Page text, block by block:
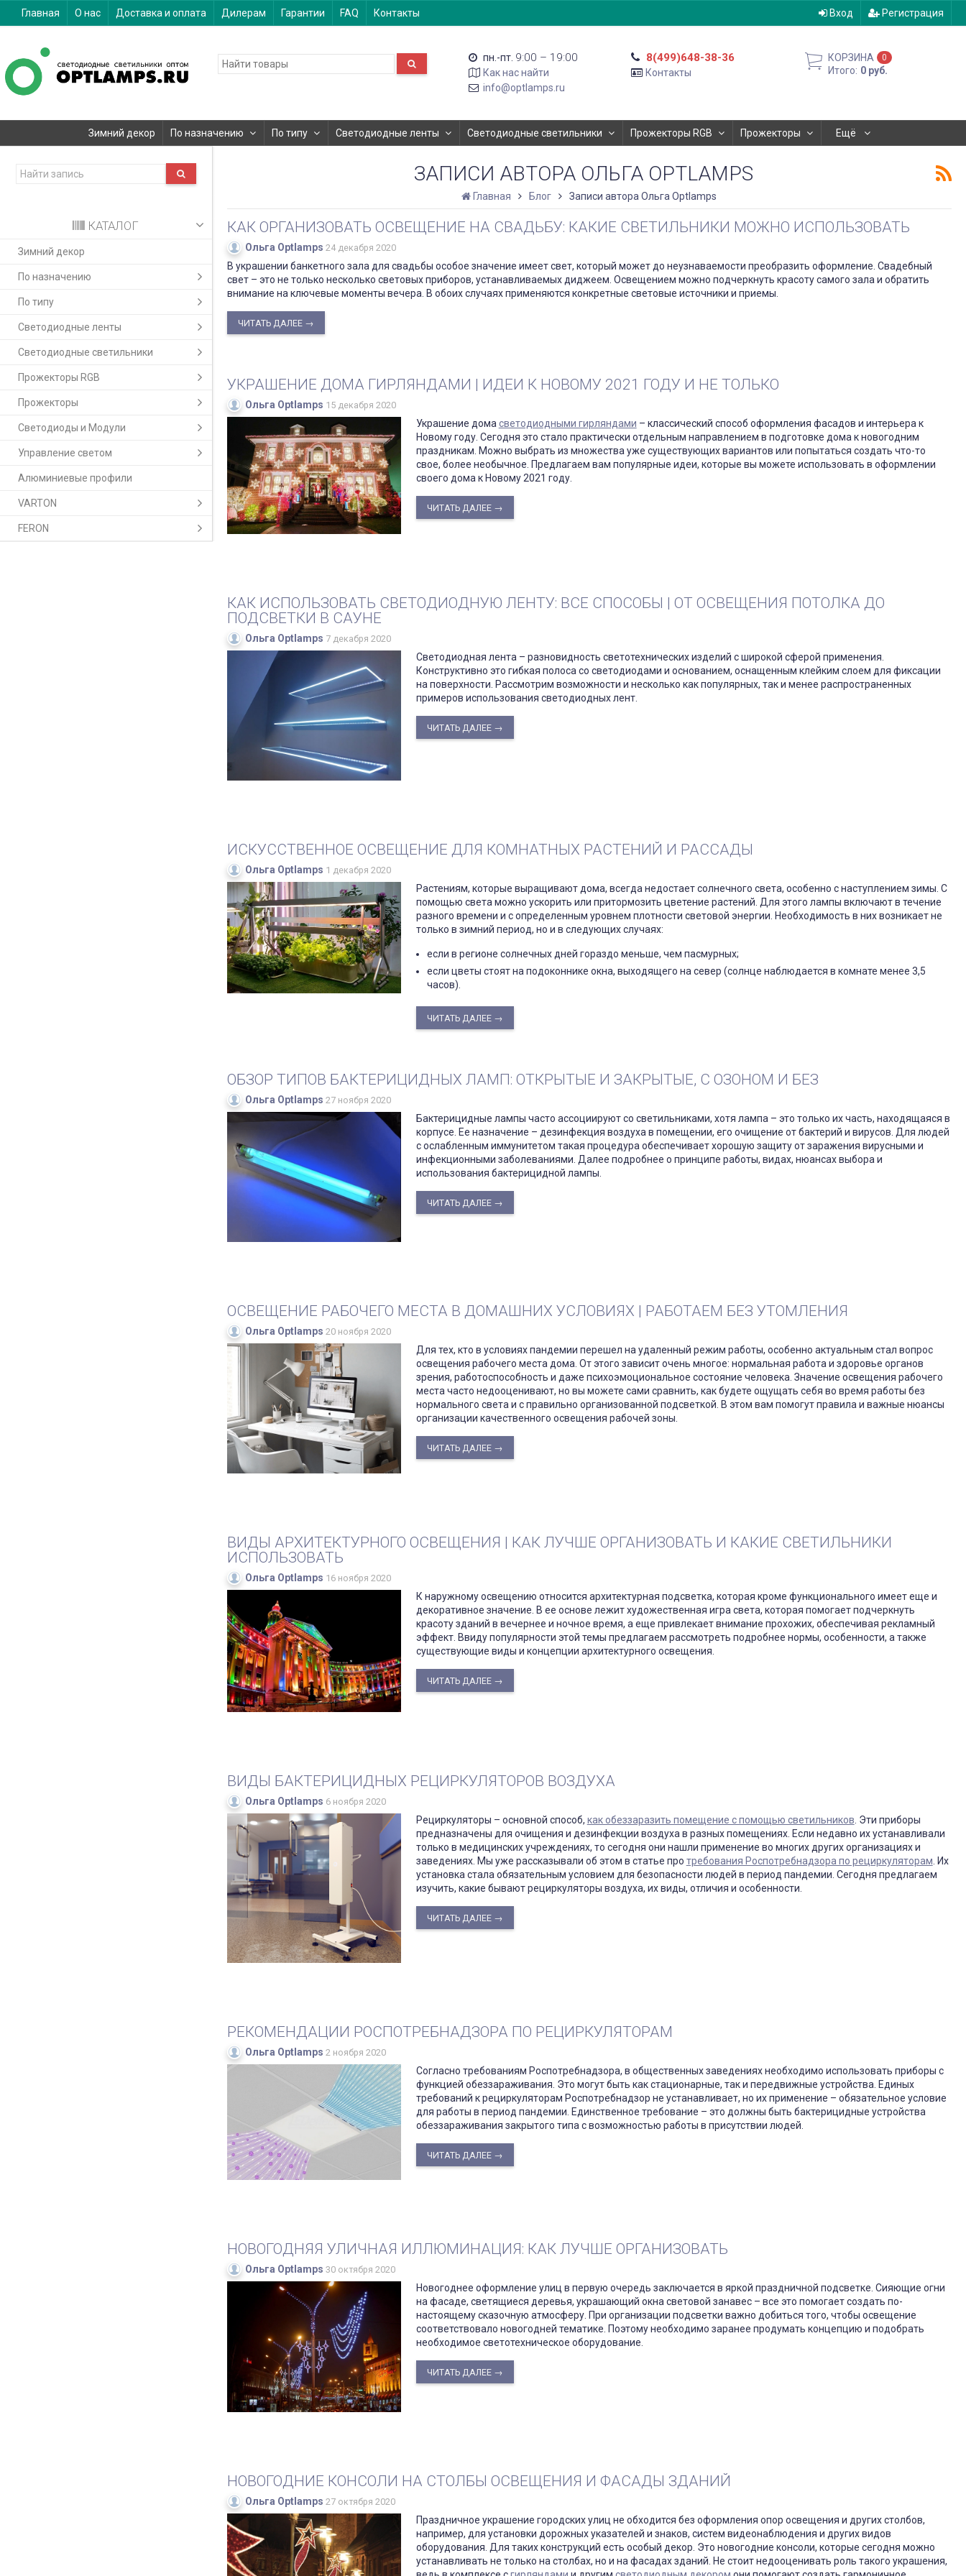
Главная О нас Доставка и оплата Дилерам Гарантии FAQ Контакты Вход Регистрация
пн.-пт. 9:00 – 19:00
Как нас найти
info@optlamps.ru
8(499)648-38-36
Контакты
КОРЗИНА 0
Итого: 0 руб.
Зимний декор По назначению По типу Светодиодные ленты Светодиодные светильники Прожекторы RGB Прожекторы Ещё
КАТАЛОГ
Зимний декор
По назначению
По типу
Светодиодные ленты
Светодиодные светильники
Прожекторы RGB
Прожекторы
Светодиоды и Модули
Управление светом
Алюминиевые профили
VARTON
FERON
ЗАПИСИ АВТОРА ОЛЬГА OPTLAMPS
Главная Блог Записи автора Ольга Optlamps
КАК ОРГАНИЗОВАТЬ ОСВЕЩЕНИЕ НА СВАДЬБУ: КАКИЕ СВЕТИЛЬНИКИ МОЖНО ИСПОЛЬЗОВАТЬ
Ольга Optlamps 24 декабря 2020
В украшении банкетного зала для свадьбы особое значение имеет свет, который может до неузнаваемости преобразить оформление. Свадебный
свет – это не только несколько световых приборов, устанавливаемых диджеем. Освещением можно подчеркнуть красоту самого зала и обратить
внимание на ключевые моменты вечера. В обоих случаях применяются конкретные световые источники и приемы.
ЧИТАТЬ ДАЛЕЕ →
УКРАШЕНИЕ ДОМА ГИРЛЯНДАМИ | ИДЕИ К НОВОМУ 2021 ГОДУ И НЕ ТОЛЬКО
Ольга Optlamps 15 декабря 2020
Украшение дома светодиодными гирляндами – классический способ оформления фасадов и интерьера к
Новому году. Сегодня это стало практически отдельным направлением в подготовке дома к новогодним
праздникам. Можно выбрать из множества уже существующих вариантов или попытаться создать что-то
свое, более необычное. Предлагаем вам популярные идеи, которые вы можете использовать в оформлении
своего дома к Новому 2021 году.
ЧИТАТЬ ДАЛЕЕ →
КАК ИСПОЛЬЗОВАТЬ СВЕТОДИОДНУЮ ЛЕНТУ: ВСЕ СПОСОБЫ | ОТ ОСВЕЩЕНИЯ ПОТОЛКА ДО
ПОДСВЕТКИ В САУНЕ
Ольга Optlamps 7 декабря 2020
Светодиодная лента – разновидность светотехнических изделий с широкой сферой применения.
Конструктивно это гибкая полоса со светодиодами и основанием, оснащенным клейким слоем для фиксации
на поверхности. Рассмотрим возможности и несколько как популярных, так и менее распространенных
примеров использования светодиодных лент.
ЧИТАТЬ ДАЛЕЕ →
ИСКУССТВЕННОЕ ОСВЕЩЕНИЕ ДЛЯ КОМНАТНЫХ РАСТЕНИЙ И РАССАДЫ
Ольга Optlamps 1 декабря 2020
Растениям, которые выращивают дома, всегда недостает солнечного света, особенно с наступлением зимы. С
помощью света можно ускорить или притормозить цветение растений. Для этого лампы включают в течение
разного времени и с определенным уровнем плотности световой энергии. Необходимость в них возникает не
только в зимний период, но и в следующих случаях:
если в регионе солнечных дней гораздо меньше, чем пасмурных;
если цветы стоят на подоконнике окна, выходящего на север (солнце наблюдается в комнате менее 3,5
часов).
ЧИТАТЬ ДАЛЕЕ →
ОБЗОР ТИПОВ БАКТЕРИЦИДНЫХ ЛАМП: ОТКРЫТЫЕ И ЗАКРЫТЫЕ, С ОЗОНОМ И БЕЗ
Ольга Optlamps 27 ноября 2020
Бактерицидные лампы часто ассоциируют со светильниками, хотя лампа – это только их часть, находящаяся в
корпусе. Ее назначение – дезинфекция воздуха в помещении, его очищение от бактерий и вирусов. Для людей
с ослабленным иммунитетом такая процедура обеспечивает хорошую защиту от заражения вирусными и
инфекционными заболеваниями. Далее подробнее о принципе работы, видах, нюансах выбора и
использования бактерицидной лампы.
ЧИТАТЬ ДАЛЕЕ →
ОСВЕЩЕНИЕ РАБОЧЕГО МЕСТА В ДОМАШНИХ УСЛОВИЯХ | РАБОТАЕМ БЕЗ УТОМЛЕНИЯ
Ольга Optlamps 20 ноября 2020
Для тех, кто в условиях пандемии перешел на удаленный режим работы, особенно актуальным стал вопрос
освещения рабочего места дома. От этого зависит очень многое: нормальная работа и здоровье органов
зрения, работоспособность и даже психоэмоциональное состояние человека. Значение освещения рабочего
места часто недооценивают, но вы можете сами сравнить, как будете ощущать себя во время работы без
нормального света и с правильно организованной подсветкой. В этом вам помогут правила и важные нюансы
организации качественного освещения рабочей зоны.
ЧИТАТЬ ДАЛЕЕ →
ВИДЫ АРХИТЕКТУРНОГО ОСВЕЩЕНИЯ | КАК ЛУЧШЕ ОРГАНИЗОВАТЬ И КАКИЕ СВЕТИЛЬНИКИ
ИСПОЛЬЗОВАТЬ
Ольга Optlamps 16 ноября 2020
К наружному освещению относится архитектурная подсветка, которая кроме функционального имеет еще и
декоративное значение. В ее основе лежит художественная игра света, которая помогает подчеркнуть
красоту зданий в вечернее и ночное время, а еще привлекает внимание прохожих, обеспечивая рекламный
эффект. Ввиду популярности этой темы предлагаем рассмотреть подробнее нормы, особенности, а также
существующие виды и концепции архитектурного освещения.
ЧИТАТЬ ДАЛЕЕ →
ВИДЫ БАКТЕРИЦИДНЫХ РЕЦИРКУЛЯТОРОВ ВОЗДУХА
Ольга Optlamps 6 ноября 2020
Рециркуляторы – основной способ, как обеззаразить помещение с помощью светильников . Эти приборы
предназначены для очищения и дезинфекции воздуха в разных помещениях. Если недавно их устанавливали
только в медицинских учреждениях, то сегодня они нашли применение во многих других организациях и
заведениях. Мы уже рассказывали об этом в статье про требования Роспотребнадзора по рециркуляторам . Их
установка стала обязательным условием для безопасности людей в период пандемии. Сегодня предлагаем
изучить, какие бывают рециркуляторы воздуха, их виды, отличия и особенности.
ЧИТАТЬ ДАЛЕЕ →
РЕКОМЕНДАЦИИ РОСПОТРЕБНАДЗОРА ПО РЕЦИРКУЛЯТОРАМ
Ольга Optlamps 2 ноября 2020
Согласно требованиям Роспотребнадзора, в общественных заведениях необходимо использовать приборы с
функцией обеззараживания. Это могут быть как стационарные, так и передвижные устройства. Единых
требований к рециркуляторам Роспотребнадзор не устанавливает, но их применение – обязательное условие
для работы в период пандемии. Единственное требование – это должны быть бактерицидные устройства
обеззараживания закрытого типа с возможностью работы в присутствии людей.
ЧИТАТЬ ДАЛЕЕ →
НОВОГОДНЯЯ УЛИЧНАЯ ИЛЛЮМИНАЦИЯ: КАК ЛУЧШЕ ОРГАНИЗОВАТЬ
Ольга Optlamps 30 октября 2020
Новогоднее оформление улиц в первую очередь заключается в яркой праздничной подсветке. Сияющие огни
на фасаде, светящиеся деревья, украшающий окна световой занавес – все это помогает создать по-
настоящему сказочную атмосферу. При организации подсветки важно добиться того, чтобы освещение
соответствовало новогодней тематике. Поэтому необходимо заранее продумать концепцию и подобрать
необходимое светотехническое оборудование.
ЧИТАТЬ ДАЛЕЕ →
НОВОГОДНИЕ КОНСОЛИ НА СТОЛБЫ ОСВЕЩЕНИЯ И ФАСАДЫ ЗДАНИЙ
Ольга Optlamps 27 октября 2020
Праздничное украшение городских улиц не обходится без оформления опор освещения и других столбов,
например, для установки дорожных указателей и знаков, систем видеонаблюдения и других видов
оборудования. Для таких конструкций есть особый декор. Это новогодние консоли, которые сегодня можно
устанавливать не только на столбах, но и на фасадах зданий. Не стоит недооценивать роль такого украшения,